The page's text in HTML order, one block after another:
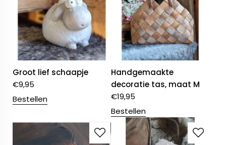
Groot lief schaapje
€9,95
Bestellen
Handgemaakte
decoratie tas, maat M
€19,95
Bestellen